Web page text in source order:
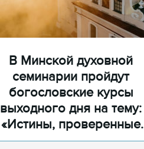
В Минской духовной
семинарии пройдут
богословские курсы
выходного дня на тему:
«Истины, проверенные
временем»